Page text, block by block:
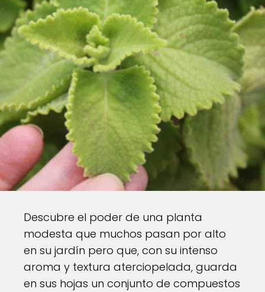
Descubre el poder de una planta
modesta que muchos pasan por alto
en su jardín pero que, con su intenso
aroma y textura aterciopelada, guarda
en sus hojas un conjunto de compuestos